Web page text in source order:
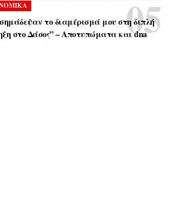
το διαμέρισμά μου στη διπλή
στο Δάσος” – Αποτυπώματα και dna